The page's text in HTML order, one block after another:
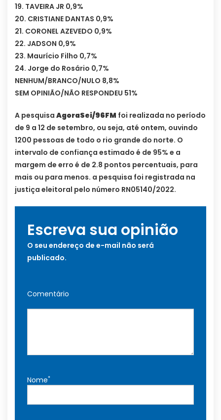
19. TAVEIRA JR 0,9%
20. CRISTIANE DANTAS 0,9%
21. CORONEL AZEVEDO 0,9%
22. JADSON 0,9%
23. Maurício Filho 0,7%
24. Jorge do Rosário 0,7%
NENHUM/BRANCO/NULO 8,8%
SEM OPINIÃO/NÃO RESPONDEU 51%
A pesquisa AgoraSei/96FM foi realizada no período
de 9 a 12 de setembro, ou seja, até ontem, ouvindo
1200 pessoas de todo o rio grande do norte. O
intervalo de confiança estimado é de 95% e a
margem de erro é de 2.8 pontos percentuais, para
mais ou para menos. a pesquisa foi registrada na
justiça eleitoral pelo número RN05140/2022.
Escreva sua opinião
O seu endereço de e-mail não será
publicado.
Comentário
Nome*